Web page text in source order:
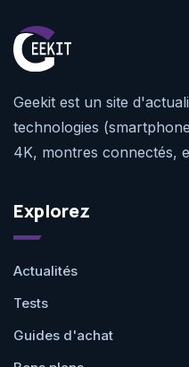
Geekit est un site
technologies
4K, montres connectés,
Explorez
Actualités
Tests
Guides d'achat